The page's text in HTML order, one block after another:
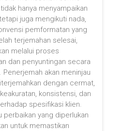
hanya menyampaikan
juga mengikuti nada,
pemformatan yang
terjemahan selesai,
melalui proses
dan penyuntingan secara
Penerjemah akan meninjau
dengan cermat,
konsistensi, dan
spesifikasi klien.
perbaikan yang diperlukan
untuk memastikan